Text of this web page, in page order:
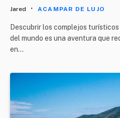
Jared ACAMPAR DE LUJO
Descubrir los complejos
del mundo es una aventura que
en…